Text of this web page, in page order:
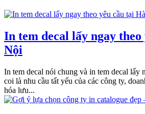
In tem decal lấy ngay
Nội
In tem decal nói chung và in tem decal lấy
coi là nhu cầu tất yếu của các công ty,
hóa lưu...